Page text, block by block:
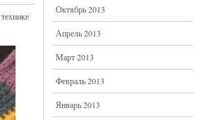
Октябрь 2013
Апрель 2013
Март 2013
Февраль 2013
Январь 2013